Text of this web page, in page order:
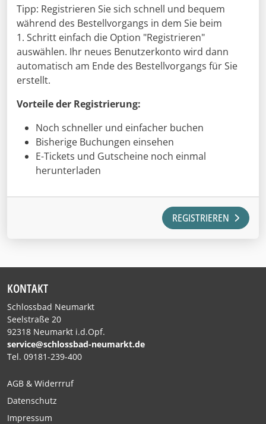
Tipp: Registrieren Sie sich schnell und bequem
während des Bestellvorgangs in dem Sie beim
1. Schritt einfach die Option "Registrieren"
auswählen. Ihr neues Benutzerkonto wird dann
automatisch am Ende des Bestellvorgangs für Sie
erstellt.
Vorteile der Registrierung:
Noch schneller und einfacher buchen
Bisherige Buchungen einsehen
E-Tickets und Gutscheine noch einmal
herunterladen
REGISTRIEREN
KONTAKT
Schlossbad Neumarkt
Seelstraße 20
92318 Neumarkt i.d.Opf.
service@schlossbad-neumarkt.de
Tel. 09181-239-400
AGB & Widerrruf
Datenschutz
Impressum